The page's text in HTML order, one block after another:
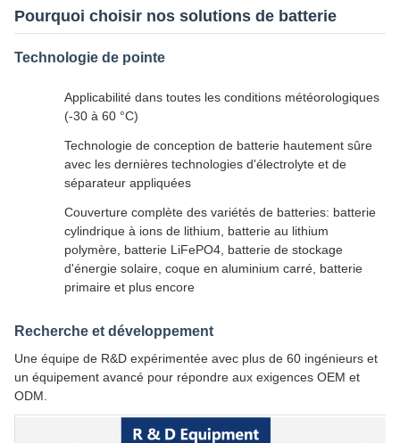
Pourquoi choisir nos solutions de batterie
Technologie de pointe
Applicabilité dans toutes les conditions météorologiques
(-30 à 60 °C)
Technologie de conception de batterie hautement sûre
avec les dernières technologies d'électrolyte et de
séparateur appliquées
Couverture complète des variétés de batteries: batterie
cylindrique à ions de lithium, batterie au lithium
polymère, batterie LiFePO4, batterie de stockage
d'énergie solaire, coque en aluminium carré, batterie
primaire et plus encore
Recherche et développement
Une équipe de R&D expérimentée avec plus de 60 ingénieurs et
un équipement avancé pour répondre aux exigences OEM et
ODM.